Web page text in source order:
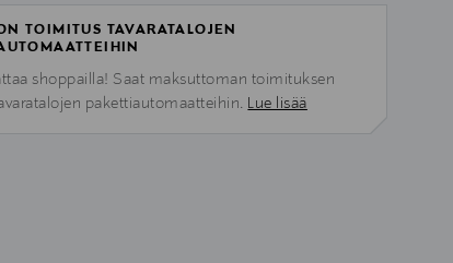
TOIMITUS TAVARATALOJEN
shoppailla! Saat maksuttoman toimituksen
pakettiautomaatteihin. Lue lisää